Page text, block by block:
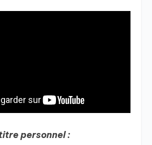
personnel :